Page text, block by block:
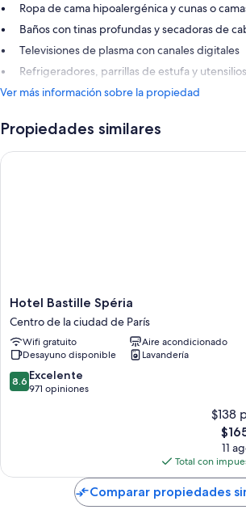
Ropa de cama hipoalergénica y cunas o
Baños con tinas profundas y secadoras de
Televisiones de plasma con canales digitales
Refrigeradores, parrillas de estufa y
Ver más información sobre la propiedad
Propiedades similares
Hotel
Bastille
Spéria
Centro
de
la
ciudad
Hotel Bastille Spéria
Centro de la ciudad de París
Wifi gratuito
Aire acondicionado
Desayuno disponible
Lavandería
8.6
de
8.6 Excelente
971 opiniones
$138
El
es
de
$165
11
Total con
Hotel Bastille Spéria
Comparar propiedades